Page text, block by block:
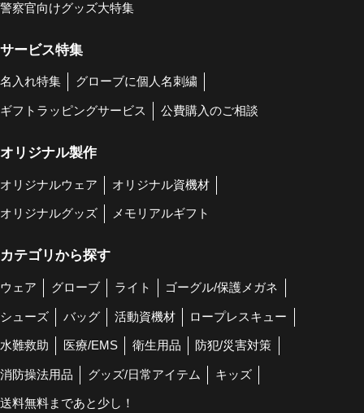
警察官向けグッズ大特集
サービス特集
名入れ特集 グローブに個人名刺繍
ギフトラッピングサービス 公費購入のご相談
オリジナル製作
オリジナルウェア オリジナル資機材
オリジナルグッズ メモリアルギフト
カテゴリから探す
ウェア グローブ ライト ゴーグル/保護メガネ
シューズ バッグ 活動資機材 ロープレスキュー
水難救助 医療/EMS 衛生用品 防犯/災害対策
消防操法用品 グッズ/日常アイテム キッズ
送料無料まであと少し！